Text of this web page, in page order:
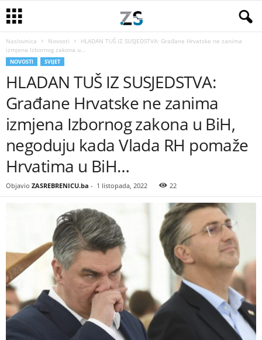
Naslovnica Novosti
HLADAN TUŠ IZ SUSJEDSTVA: Građane Hrvatske ne zanima
izmjena Izbornog zakona u...
NOVOSTI SVIJET
HLADAN TUŠ IZ SUSJEDSTVA:
Građane Hrvatske ne zanima
izmjena Izbornog zakona u BiH,
negoduju kada Vlada RH pomaže
Hrvatima u BiH…
Objavio ZASREBRENICU.ba - 1 listopada, 2022 22